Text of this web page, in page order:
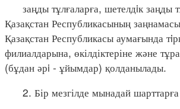
заңды тұлғаларға, шетелдiк заңды
Қазақстан Республикасының
Қазақстан Республикасы аумағында
филиалдарына, өкілдіктеріне және
(бұдан әрi - ұйымдар) қолданылады.
2. Бір мезгілде мынадай шарттарға